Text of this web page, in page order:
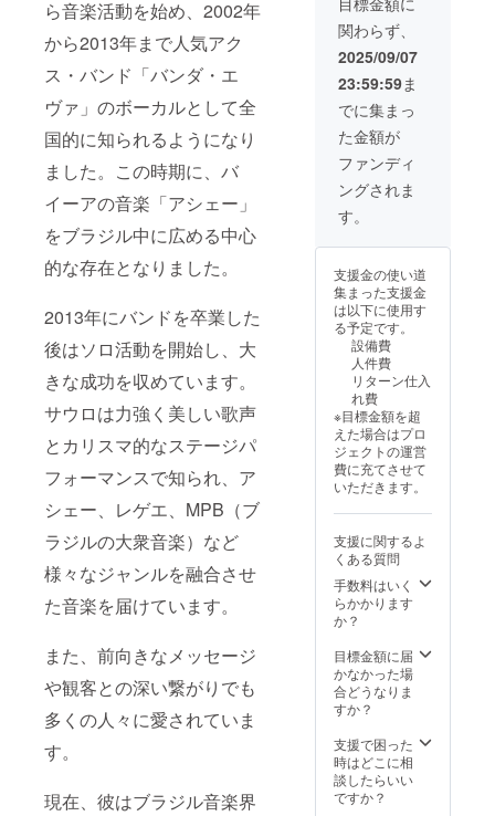
ら音楽活動を始め、2002年
から2013年まで人気アク
ス・バンド「バンダ・エ
ヴァ」のボーカルとして全
国的に知られるようになり
ました。この時期に、バ
イーアの音楽「アシェー」
をブラジル中に広める中心
的な存在となりました。
2013年にバンドを卒業した
後はソロ活動を開始し、大
きな成功を収めています。
サウロは力強く美しい歌声
とカリスマ的なステージパ
フォーマンスで知られ、ア
シェー、レゲエ、MPB（ブ
ラジルの大衆音楽）など
様々なジャンルを融合させ
た音楽を届けています。
また、前向きなメッセージ
や観客との深い繋がりでも
多くの人々に愛されていま
す。
現在、彼はブラジル音楽界
コースについて
ロゴ掲載をご希
望の方は、必ず
2025年9月5日ま
でにロゴデータ
をご提出くださ
い。 ⸻ 掲載
期間 ロゴデータ
のご提供および
ご支援の確認
後、順次掲載を
開始いたしま
す。 公式SNSに
る限り掲載いた
します。 ⸻
掲載方法 •
SNS（Faceboo
k・Instagram）
他のスポン
サー様と同様
に、投稿および
ストーリーズに
てご紹介いたし
ます。 注意事項
• ご支援時、必ず
備考欄に掲載を
さい。 • ロゴ
データの提出方
法や期限につき
ましては、ご支
援完了後に送信
されるメールに
てご案内いたし
ます。
掲載媒体：
- 公式
SNS（Faceboo
- 公式HP
- 会場LEDビ
ジョン スポン
サー支援コース
について ロゴ掲
載をご希望の方
は、必ず2025年
9月5日までにロ
ゴデータをご提
出ください。
⸻ 掲載期間
ロゴデータのご
提供およびご支
援の確認後、順
次掲載を開始い
たします。 公式
SNSにつきまし
ては、ページが
存続する限り掲
載いたします。
⸻ 掲載方法
•
SNS（Faceboo
k・Instagram）
他のスポン
サー様と同様
に、投稿および
ストーリーズに
てご紹介いたし
ます。 • LEDビ
ジョン（イベン
年9月5日までに
ロゴデータをご
提供いただいた
企業様のロゴ
型ビジョンで他
のスポンサー様
とランダムに表
示いたします。
関わらず、
2025/09/07
23:59:59ま
でに集まっ
た金額が
ファンディ
ングされま
す。
支援金の使い道
集まった支援金
は以下に使用す
る予定です。
設備費
人件費
リターン仕入
れ費
※目標金額を超
えた場合はプロ
ジェクトの運営
費に充てさせて
いただきます。
支援に関するよ
くある質問
手数料はいく
らかかります
か？
目標金額に届
かなかった場
合どうなりま
すか？
支援で困った
時はどこに相
談したらいい
ですか？